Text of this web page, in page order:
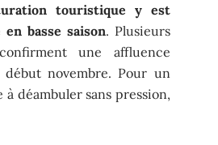
touristique y est
basse saison. Plusieurs
une affluence
novembre. Pour un
déambuler sans pression,